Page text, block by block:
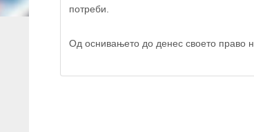
потреби.
Од оснивањето до денес своето право